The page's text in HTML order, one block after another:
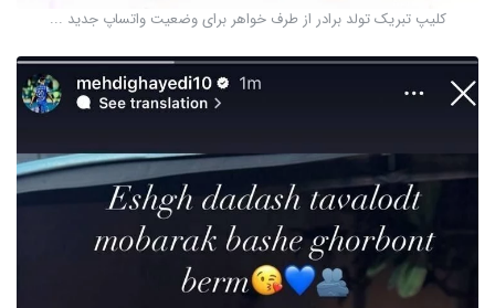
کلیپ تبریک تولد برادر از طرف خواهر برای وضعیت واتساپ جدید ...